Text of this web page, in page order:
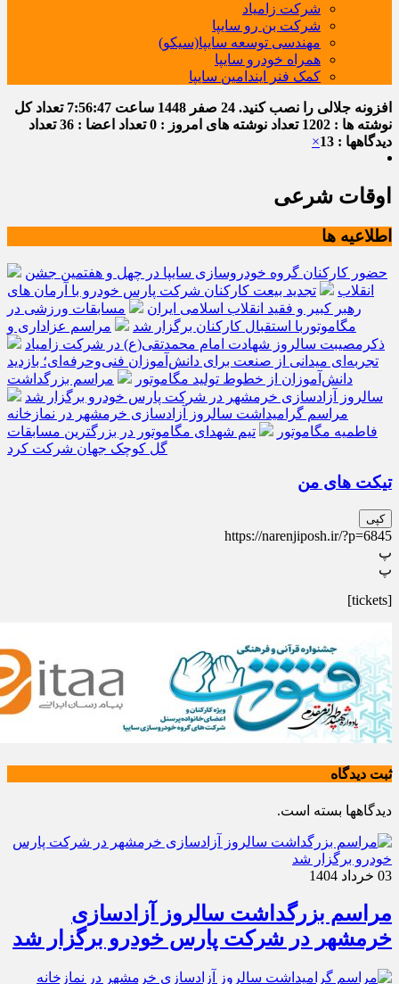
شرکت زامیاد
شرکت بن رو سایپا
مهندسی توسعه سایپا(سیکو)
همراه خودرو سایپا
کمک فنر ایندامین سایپا
افزونه جلالی را نصب کنید. 24 صفر 1448 ساعت 7:56:47 تعداد کل
نوشته ها : 1202
تعداد نوشته های امروز : 0 تعداد اعضا : 36
تعداد
دیدگاهها : 13
×
اوقات شرعی
اطلاعیه ها
حضور کارکنان گروه خودروسازی سایپا در چهل و هفتمین جشن
انقلاب
تجدید بیعت کارکنان شرکت پارس خودرو با آرمان های
رهبر کبیر و فقید انقلاب اسلامی ایران
مسابقات ورزشی در
مگاموتوربا استقبال کارکنان برگزار شد
مراسم عزاداری و
ذکرمصیبت سالروز شهادت امام محمدتقی(ع) در شرکت زامیاد
تجربه‌ای میدانی از صنعت برای دانش‌آموزان فنی‌وحرفه‌ای؛ بازدید
دانش‌آموزان از خطوط تولید مگاموتور
مراسم بزرگداشت
سالروز آزادسازی خرمشهر در شرکت پارس خودرو برگزار شد
مراسم گرامیداشت سالروز آزادسازی خرمشهر در نمازخانه
فاطمیه مگاموتور
تیم شهدای مگاموتور در بزرگترین مسابقات
گل کوچک جهان شرکت کرد
تیکت های من
کپی
https://narenjiposh.ir/?p=6845
پ
پ
[tickets]
ثبت دیدگاه
دیدگاهها بسته است.
03 خرداد 1404
مراسم بزرگداشت سالروز آزادسازی
خرمشهر در شرکت پارس خودرو برگزار شد